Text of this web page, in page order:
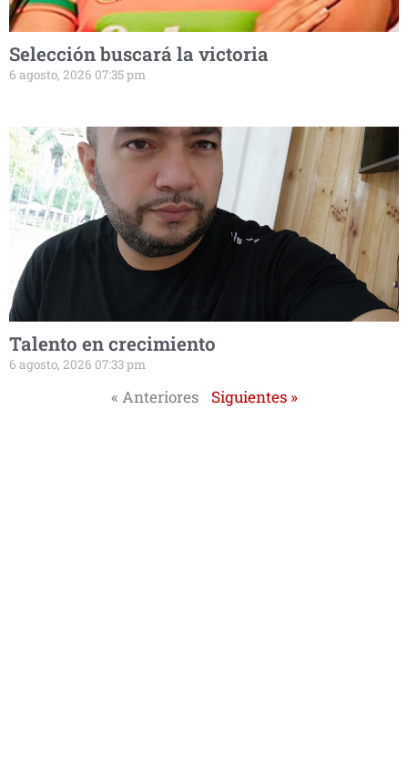
Selección buscará la victoria
6 agosto, 2026 07:35 pm
Talento en crecimiento
6 agosto, 2026 07:33 pm
« Anteriores Siguientes »